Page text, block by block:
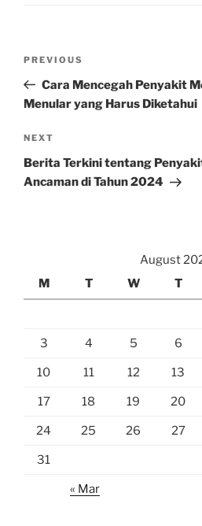
Previous
Post
PREVIOUS
Cara Mencegah Penyakit
Menular yang Harus Diketahui
Next
Post
NEXT
Berita Terkini tentang
Ancaman di Tahun 2024
August
M
T W T
3 4 5 6
10 11 12 13
17 18 19 20
24 25 26 27
31
« Mar